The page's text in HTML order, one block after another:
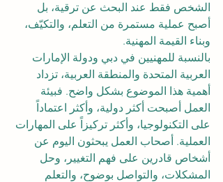
الشخص فقط عند البحث عن ترقية، بل
أصبح عملية مستمرة من التعلم، والتكيّف،
وبناء القيمة المهنية.
بالنسبة للمهنيين في دبي ودولة الإمارات
العربية المتحدة والمنطقة العربية، تزداد
أهمية هذا الموضوع بشكل واضح. فبيئة
العمل أصبحت أكثر دولية، وأكثر اعتماداً
على التكنولوجيا، وأكثر تركيزاً على المهارات
العملية. أصحاب العمل يبحثون اليوم عن
أشخاص قادرين على فهم التغيير، وحل
المشكلات، والتواصل بوضوح، والتعلم